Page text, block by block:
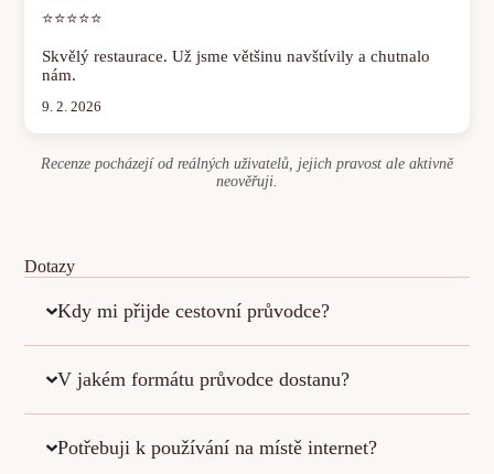
⭐⭐⭐⭐⭐
Skvělý restaurace. Už jsme většinu navštívily a chutnalo
nám.
9. 2. 2026
Recenze pocházejí od reálných uživatelů, jejich pravost ale aktivně
neověřuji.
Dotazy
Kdy mi přijde cestovní průvodce?
V jakém formátu průvodce dostanu?
Potřebuji k používání na místě internet?